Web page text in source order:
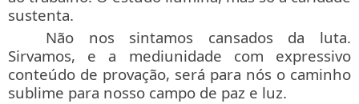
sustenta.
Não nos sintamos cansados da luta.
Sirvamos, e a mediunidade com expressivo
conteúdo de provação, será para nós o caminho
sublime para nosso campo de paz e luz.